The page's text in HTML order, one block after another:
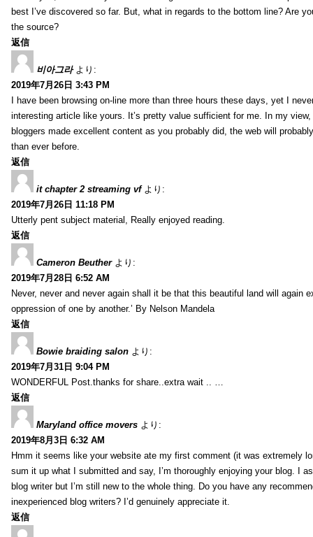
best I’ve discovered so far. But, what in regards to the bottom line? Are
the source?
返信
비아그라 より:
2019年7月26日 3:43 PM
I have been browsing on-line more than three hours these days, yet I
interesting article like yours. It’s pretty value sufficient for me. In my
bloggers made excellent content as you probably did, the web will
than ever before.
返信
it chapter 2 streaming vf より:
2019年7月26日 11:18 PM
Utterly pent subject material, Really enjoyed reading.
返信
Cameron Beuther より:
2019年7月28日 6:52 AM
Never, never and never again shall it be that this beautiful land will again
oppression of one by another.’ By Nelson Mandela
返信
Bowie braiding salon より:
2019年7月31日 9:04 PM
WONDERFUL Post.thanks for share..extra wait .. …
返信
Maryland office movers より:
2019年8月3日 6:32 AM
Hmm it seems like your website ate my first comment (it was extremely
sum it up what I submitted and say, I’m thoroughly enjoying your blog. I
blog writer but I’m still new to the whole thing. Do you have any
inexperienced blog writers? I’d genuinely appreciate it.
返信